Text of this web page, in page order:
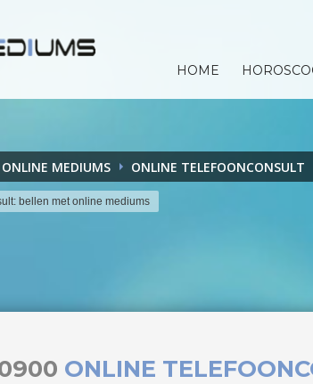
HOME
ONLINE MEDIUMS ONLINE TELEFOONCONSULT
bellen met online mediums
ONLINE